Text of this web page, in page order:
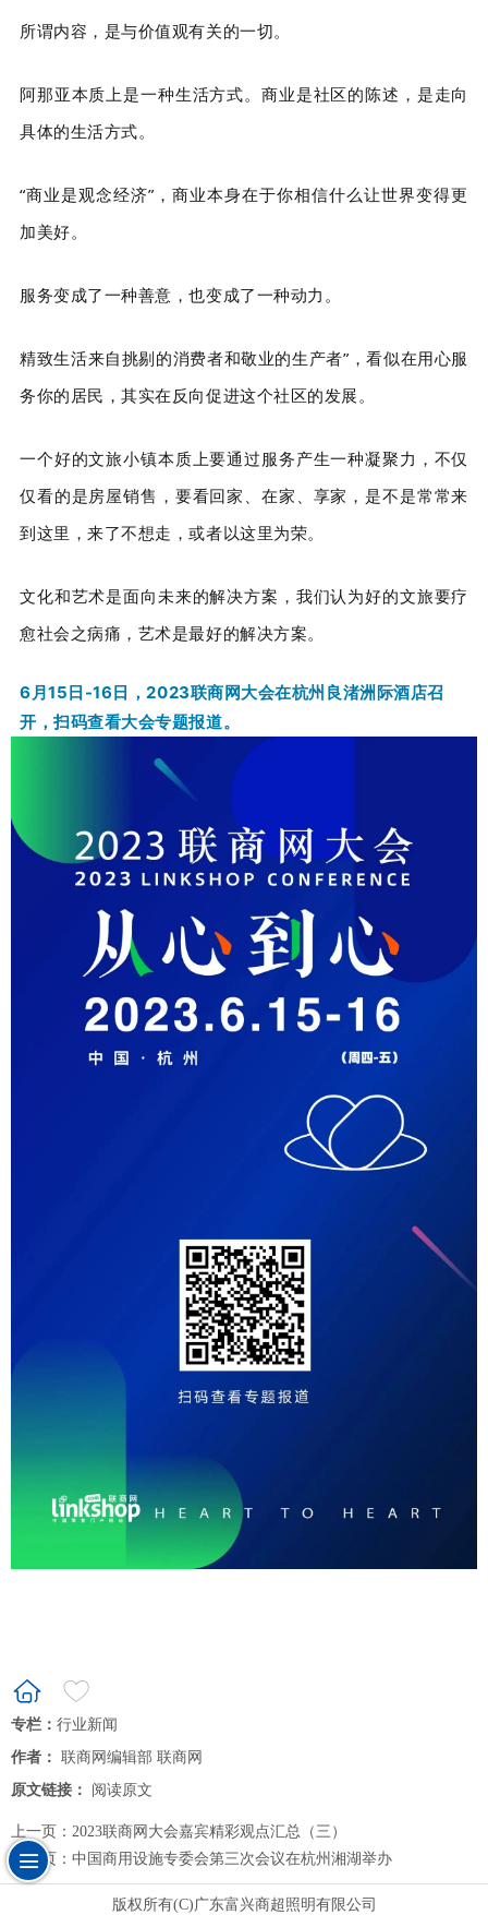
所谓内容，是与价值观有关的一切。
阿那亚本质上是一种生活方式。商业是社区的陈述，是走向
具体的生活方式。
“商业是观念经济”，商业本身在于你相信什么让世界变得更
加美好。
服务变成了一种善意，也变成了一种动力。
精致生活来自挑剔的消费者和敬业的生产者”，看似在用心服
务你的居民，其实在反向促进这个社区的发展。
一个好的文旅小镇本质上要通过服务产生一种凝聚力，不仅
仅看的是房屋销售，要看回家、在家、享家，是不是常常来
到这里，来了不想走，或者以这里为荣。
文化和艺术是面向未来的解决方案，我们认为好的文旅要疗
愈社会之病痛，艺术是最好的解决方案。
6月15日-16日，2023联商网大会在杭州良渚洲际酒店召
开，扫码查看大会专题报道。
专栏： 行业新闻
作者： 联商网编辑部 联商网
原文链接：
阅读原文
上一页： 2023联商网大会嘉宾精彩观点汇总（三）
下一页： 中国商用设施专委会第三次会议在杭州湘湖举办
版权所有(C)广东富兴商超照明有限公司